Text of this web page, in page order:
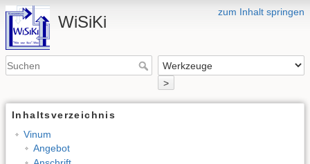
zum Inhalt springen
WiSiKi
>
Inhaltsverzeichnis
Vinum
Angebot